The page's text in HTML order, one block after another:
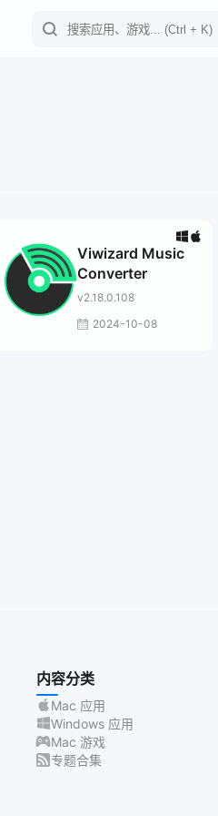
Viwizard Music
Converter
v2.18.0.108
2024-10-08
内容分类
Mac 应用
Windows 应用
Mac 游戏
专题合集